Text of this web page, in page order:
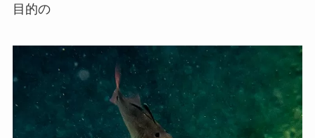
目的の